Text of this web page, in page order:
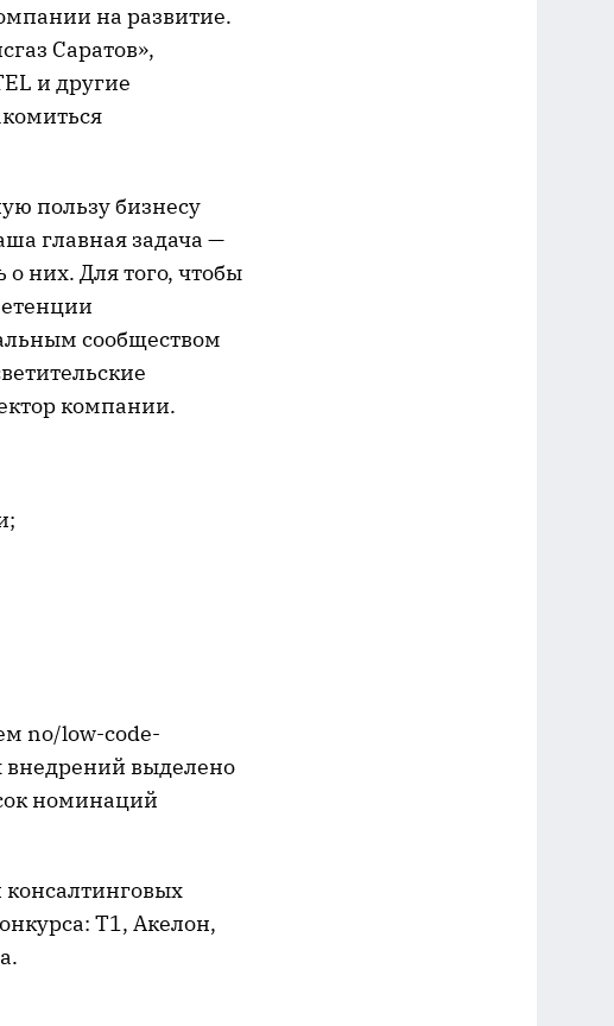
на развитие.
Саратов»,
и другие
пользу бизнесу
главная задача —
них. Для того, чтобы
сообществом
компании.
no/low-code-
внедрений выделено
номинаций
консалтинговых
Т1, Акелон,